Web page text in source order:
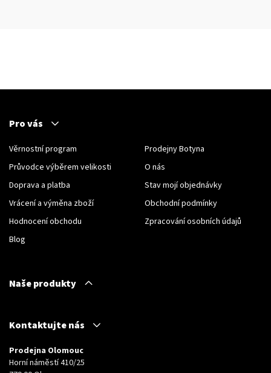
Pro vás
Věrnostní program
Průvodce výběrem velikosti
Doprava a platba
Vrácení a výměna zboží
Hodnocení obchodu
Blog
Prodejny Botyna
O nás
Stav mojí objednávky
Obchodní podmínky
Zpracování osobních údajů
Naše produkty
Kontaktujte nás
Prodejna Olomouc
Horní náměstí 410/25